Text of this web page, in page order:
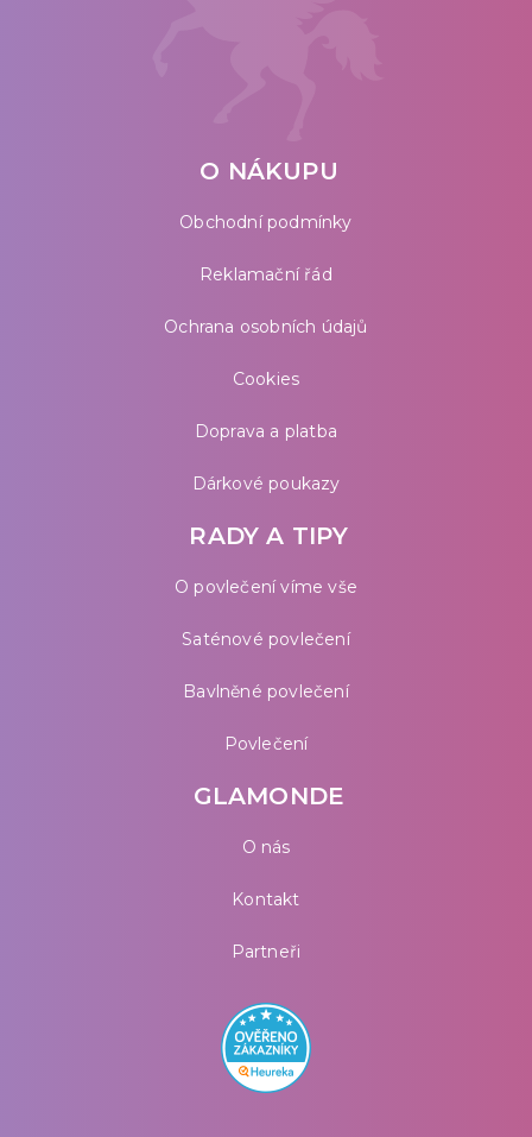
O NÁKUPU
Obchodní podmínky
Reklamační řád
Ochrana osobních údajů
Cookies
Doprava a platba
Dárkové poukazy
RADY A TIPY
O povlečení víme vše
Saténové povlečení
Bavlněné povlečení
Povlečení
GLAMONDE
O nás
Kontakt
Partneři